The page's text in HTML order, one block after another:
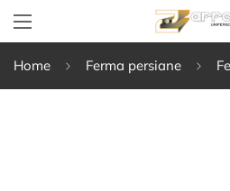
Home Ferma persiane